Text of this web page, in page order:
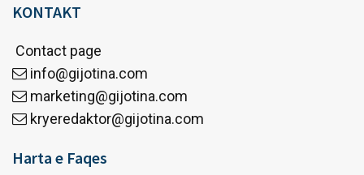
KONTAKT
Contact page
info@gijotina.com
marketing@gijotina.com
kryeredaktor@gijotina.com
Harta e Faqes